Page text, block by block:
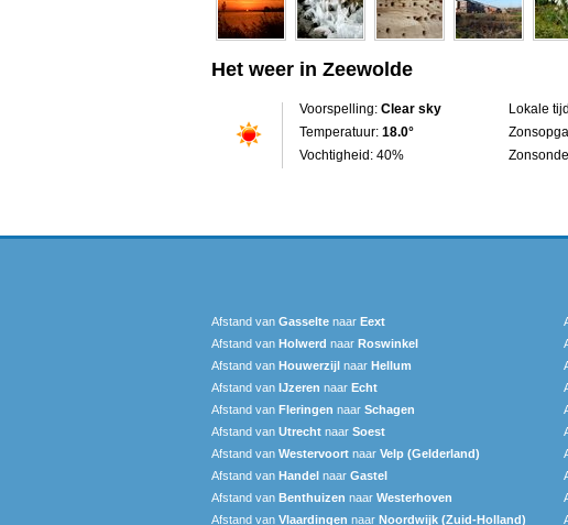
Het weer in Zeewolde
Voorspelling: Clear sky
Temperatuur: 18.0°
Vochtigheid: 40%
Lokale
Afstand van Gasselte naar Eext
Afstand van Holwerd naar Roswinkel
Afstand van Houwerzijl naar Hellum
Afstand van IJzeren naar Echt
Afstand van Fleringen naar Schagen
Afstand van Utrecht naar Soest
Afstand van Westervoort naar Velp (Gelderland)
Afstand van Handel naar Gastel
Afstand van Benthuizen naar Westerhoven
Afstand van Vlaardingen naar Noordwijk (Zuid-Holland)